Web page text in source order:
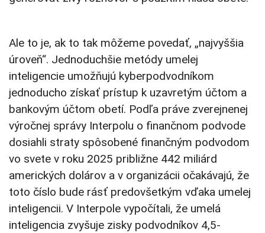
Ale to je, ak to tak môžeme povedať, „najvyššia
úroveň“. Jednoduchšie metódy umelej
inteligencie umožňujú kyberpodvodníkom
jednoducho získať prístup k uzavretým účtom a
bankovým účtom obetí. Podľa práve zverejnenej
výročnej správy Interpolu o finančnom podvode
dosiahli straty spôsobené finančným podvodom
vo svete v roku 2025 približne 442 miliárd
amerických dolárov a v organizácii očakávajú, že
toto číslo bude rásť predovšetkým vďaka umelej
inteligencii. V Interpole vypočítali, že umelá
inteligencia zvyšuje zisky podvodníkov 4,5-